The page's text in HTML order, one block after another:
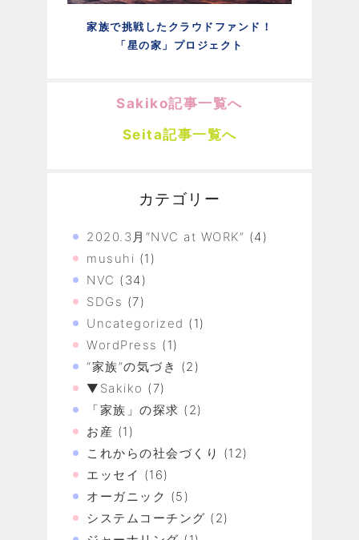
家族で挑戦したクラウドファンド！
「星の家」プロジェクト
Sakiko記事一覧へ
Seita記事一覧へ
カテゴリー
2020.3月“NVC at WORK” (4)
musuhi (1)
NVC (34)
SDGs (7)
Uncategorized (1)
WordPress (1)
“家族”の気づき (2)
▼Sakiko (7)
「家族」の探求 (2)
お産 (1)
これからの社会づくり (12)
エッセイ (16)
オーガニック (5)
システムコーチング (2)